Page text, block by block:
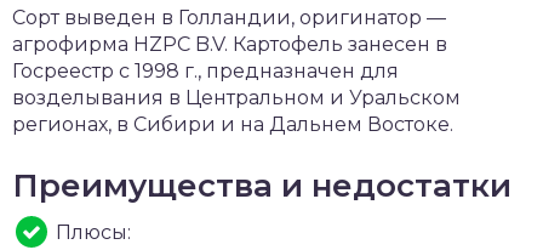
Сорт выведен в Голландии, оригинатор —
агрофирма HZPC B.V. Картофель занесен в
Госреестр с 1998 г., предназначен для
возделывания в Центральном и Уральском
регионах, в Сибири и на Дальнем Востоке.
Преимущества и недостатки
Плюсы: